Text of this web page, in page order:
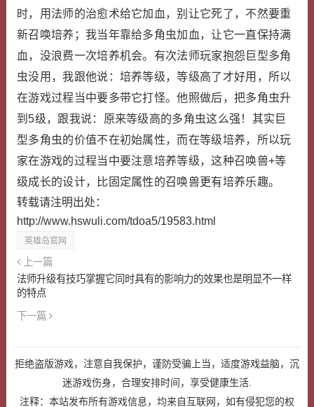
时，用法师的治愈术给它加血，别让它死了，不然要重
新召唤培养；我当年靠给多角虫加血，让它一直保持满
血，没浪费一次培养机会。有次法师玩家抱怨巨型多角
虫没用，我跟他说：培养等级，等级高了才好用，所以
在游戏过程当中要多带它打怪。他照做后，把多角虫升
到5级，跟我说：原来等级高的多角虫这么强！其实巨
型多角虫的价值不在初始属性，而在等级培养，所以玩
家在游戏的过程当中要注意培养等级，这种召唤兽+等
级成长的设计，比固定属性的召唤兽更有培养乐趣。
转载请注明出处：
http://www.hswuli.com/tdoa5/19583.html
英雄岛官网
上一篇
法师升级有技巧掌握它同时具有的影响力的效果也是明显不一样
的特点
下一篇
拒绝盗版游戏，注意自我保护，谨防受骗上当，适度游戏益脑，沉
迷游戏伤身，合理安排时间，享受健康生活.
注释：本站发布所有游戏信息，均来自互联网，如有侵犯您的权